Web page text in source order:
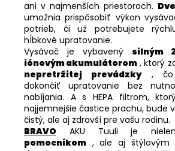
ani v najmenších priestoroch.
umožnia prispôsobiť výkon
potrieb, či už potrebujete
hĺbkové upratovanie.
Vysávač je vybavený silným
iónovým akumulátorom , ktorý
nepretržitej prevádzky, čo
dokončiť upratovanie bez
nabíjania. A s HEPA filtrom,
najjemnejšie častice prachu, bude
čistý, ale aj zdravší pre vašu rodinu.
BRAVO AKU Tuuli je
pomocníkom , ale aj štýlovým